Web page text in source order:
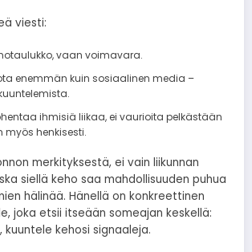
viesti:
vaan voimavara.
enemmän kuin sosiaalinen media –
ihmisiä liikaa, ei vaurioita pelkästään
myös henkisesti.
merkityksestä, ei vain liikunnan
siellä keho saa mahdollisuuden puhua
hälinää. Hänellä on konkreettinen
joka etsii itseään someajan keskellä:
kehosi signaaleja.